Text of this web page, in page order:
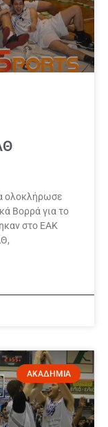
ολοκλήρωσε
Βορρά για το
στο ΕΑΚ
ΑΚΑΔΗΜΙΑ